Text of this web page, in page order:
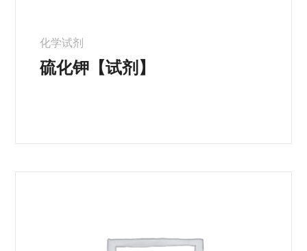
化学试剂
硫化钾【试剂】